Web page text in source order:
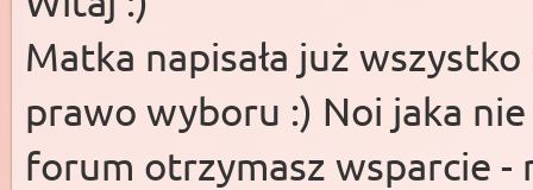
Matka napisała już
prawo wyboru :) Noi jaka
forum otrzymasz wsparcie -